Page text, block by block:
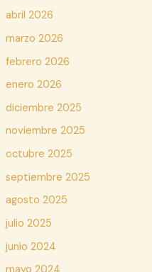
abril 2026
marzo 2026
febrero 2026
enero 2026
diciembre 2025
noviembre 2025
octubre 2025
septiembre 2025
agosto 2025
julio 2025
junio 2024